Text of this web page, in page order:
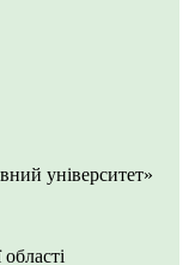
університет»